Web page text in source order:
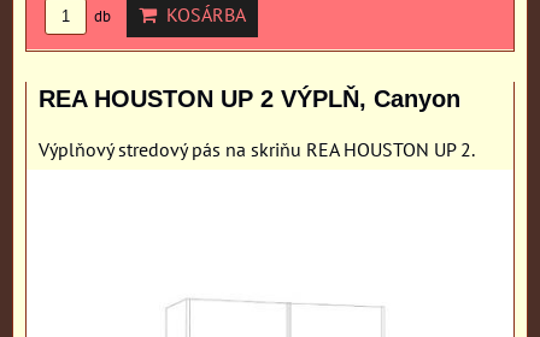
db KOSÁRBA
REA HOUSTON UP 2 VÝPLŇ, Canyon
Výplňový stredový pás na skriňu REA HOUSTON UP 2.